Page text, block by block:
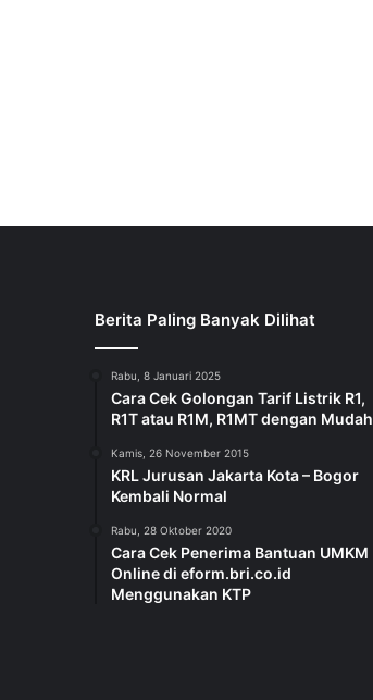
Berita Paling Banyak Dilihat
Rabu, 8 Januari 2025
Cara Cek Golongan Tarif Listrik R1,
R1T atau R1M, R1MT dengan Mudah
Kamis, 26 November 2015
KRL Jurusan Jakarta Kota – Bogor
Kembali Normal
Rabu, 28 Oktober 2020
Cara Cek Penerima Bantuan UMKM
Online di eform.bri.co.id
Menggunakan KTP